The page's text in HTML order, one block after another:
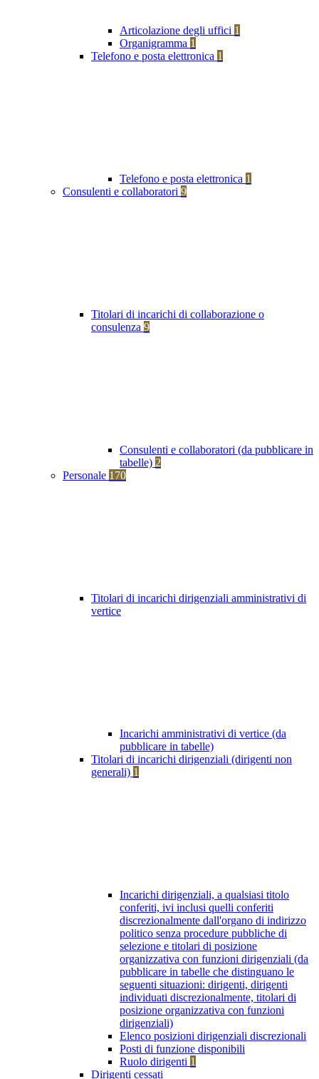
Articolazione degli uffici 1
Organigramma 1
Telefono e posta elettronica 1
Telefono e posta elettronica 1
Consulenti e collaboratori 9
Titolari di incarichi di collaborazione o
consulenza 9
Consulenti e collaboratori (da pubblicare in
tabelle) 2
Personale 170
Titolari di incarichi dirigenziali amministrativi di
vertice
Incarichi amministrativi di vertice (da
pubblicare in tabelle)
Titolari di incarichi dirigenziali (dirigenti non
generali) 1
Incarichi dirigenziali, a qualsiasi titolo
conferiti, ivi inclusi quelli conferiti
discrezionalmente dall'organo di indirizzo
politico senza procedure pubbliche di
selezione e titolari di posizione
organizzativa con funzioni dirigenziali (da
pubblicare in tabelle che distinguano le
seguenti situazioni: dirigenti, dirigenti
individuati discrezionalmente, titolari di
posizione organizzativa con funzioni
dirigenziali)
Elenco posizioni dirigenziali discrezionali
Posti di funzione disponibili
Ruolo dirigenti 1
Dirigenti cessati